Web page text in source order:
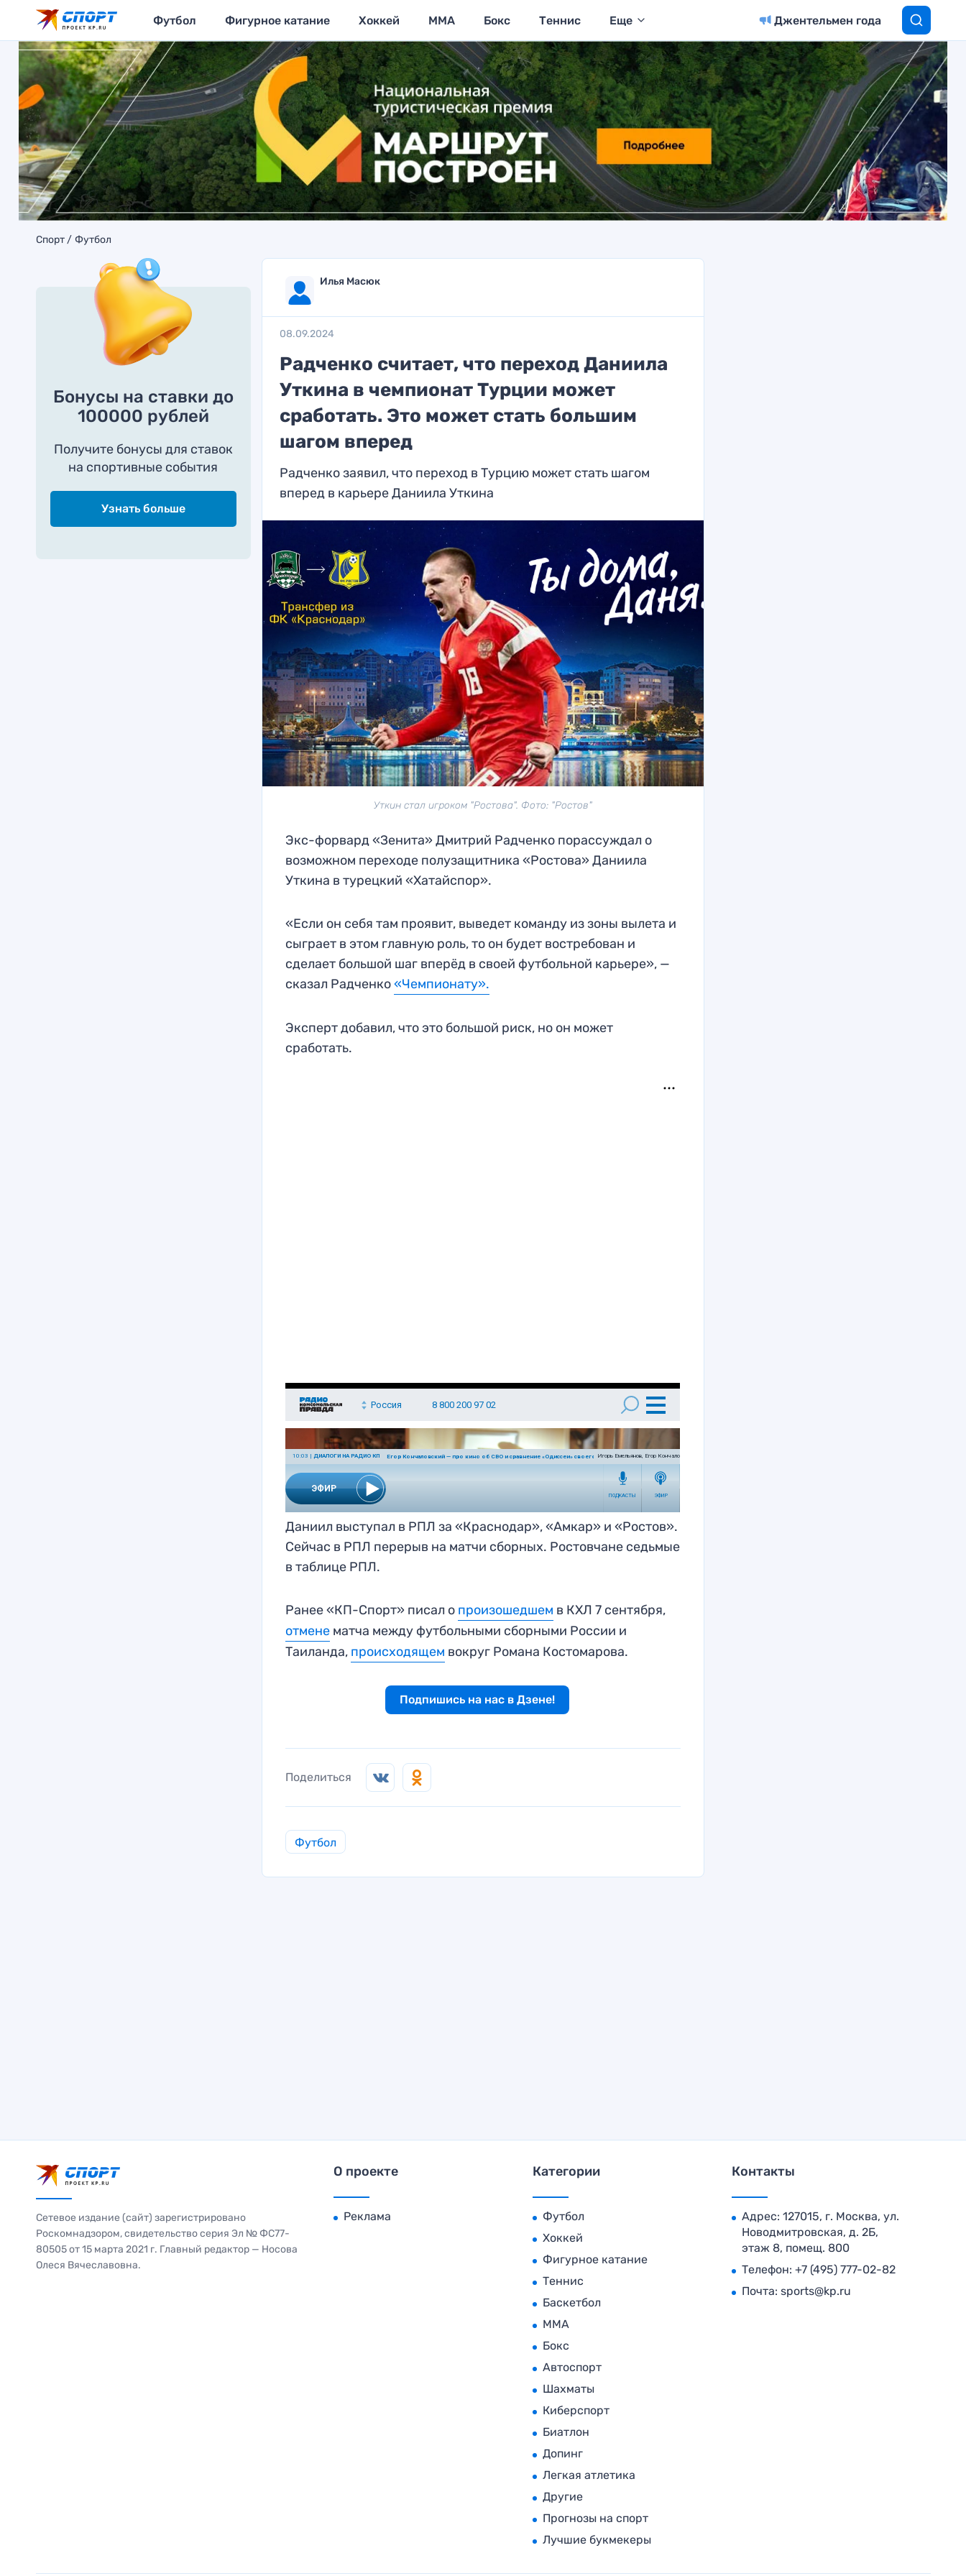
Футбол Фигурное катание Хоккей MMA Бокс Теннис Еще Джентельмен года
Спорт Футбол
Бонусы на ставки до
100000 рублей
Получите бонусы для ставок
на спортивные события
Узнать больше
Илья Масюк
08.09.2024
Радченко считает, что переход Даниила
Уткина в чемпионат Турции может
сработать. Это может стать большим
шагом вперед
Радченко заявил, что переход в Турцию может стать шагом
вперед в карьере Даниила Уткина
Уткин стал игроком "Ростова". Фото: "Ростов"
Экс-форвард «Зенита» Дмитрий Радченко порассуждал о
возможном переходе полузащитника «Ростова» Даниила
Уткина в турецкий «Хатайспор».
«Если он себя там проявит, выведет команду из зоны вылета и
сыграет в этом главную роль, то он будет востребован и
сделает большой шаг вперёд в своей футбольной карьере», —
сказал Радченко«Чемпионату».
Эксперт добавил, что это большой риск, но он может
сработать.
Даниил выступал в РПЛ за «Краснодар», «Амкар» и «Ростов».
Сейчас в РПЛ перерыв на матчи сборных. Ростовчане седьмые
в таблице РПЛ.
Ранее «КП-Спорт» писал о произошедшем в КХЛ 7 сентября,
отмене матча между футбольными сборными России и
Таиланда, происходящем вокруг Романа Костомарова.
Подпишись на нас в Дзене!
Поделиться
Футбол
Сетевое издание (сайт) зарегистрировано
Роскомнадзором, свидетельство серия Эл № ФС77-
80505 от 15 марта 2021 г. Главный редактор — Носова
Олеся Вячеславовна.
О проекте
Реклама
Категории
Футбол
Хоккей
Фигурное катание
Теннис
Баскетбол
MMA
Бокс
Автоспорт
Шахматы
Киберспорт
Биатлон
Допинг
Легкая атлетика
Другие
Прогнозы на спорт
Лучшие букмекеры
Контакты
Адрес: 127015, г. Москва, ул.
Новодмитровская, д. 2Б,
этаж 8, помещ. 800
Телефон: +7 (495) 777-02-82
Почта: sports@kp.ru